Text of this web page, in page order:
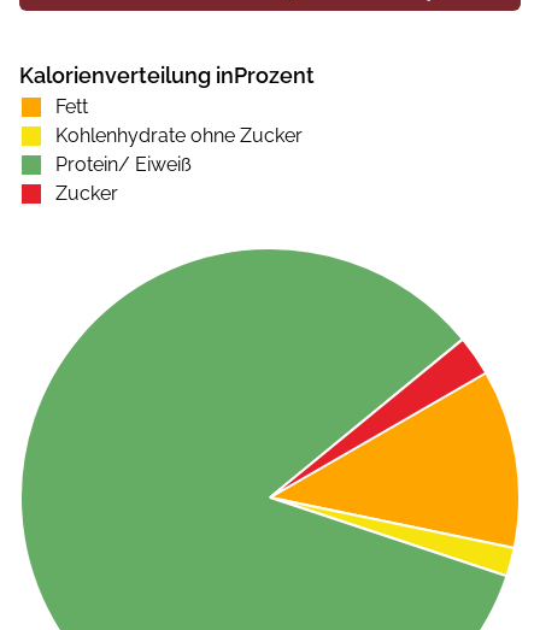
Kalorienverteilung inProzent
Fett
Kohlenhydrate ohne Zucker
Protein/ Eiweiß
Zucker